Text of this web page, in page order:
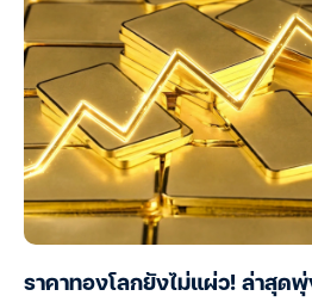
ราคาทองโลกยังไม่แผ่ว! ล่าสุดพุ่